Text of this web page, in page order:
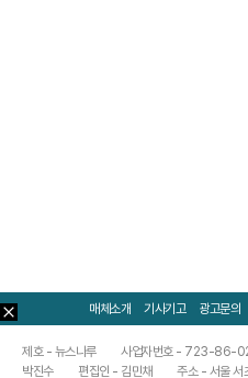
매체소개 기사기고 광고문의
제호 - 뉴스나루 사업자번호 - 723-86-
박진수
편집인 - 김민채 주소 - 서울